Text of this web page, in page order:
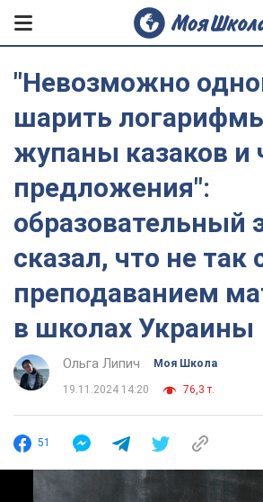
"Невозможно
шарить
жупаны казаков и
предложения":
образовательный
сказал, что не так
преподаванием
в школах Украины
Ольга Липич Моя Школа
19.11.2024 14:20 76,3 т.
51